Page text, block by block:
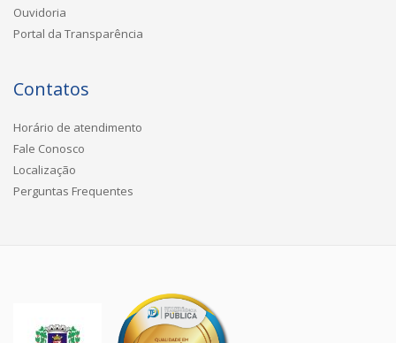
Ouvidoria
Portal da Transparência
Contatos
Horário de atendimento
Fale Conosco
Localização
Perguntas Frequentes